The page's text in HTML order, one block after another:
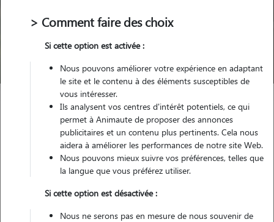
Pour quel animal ?
Trouver mon Pet Sitter
Garde animaux France Auvergne-Rhône-Alpes
Isère
Nos cat sitters à Allevard
> Comment faire des choix
Si cette option est activée :
Nous pouvons améliorer votre expérience en adaptant
le site et le contenu à des éléments susceptibles de
vous intéresser.
Ils analysent vos centres d'intérêt potentiels, ce qui
permet à Animaute de proposer des annonces
publicitaires et un contenu plus pertinents. Cela nous
aidera à améliorer les performances de notre site Web.
Nous pouvons mieux suivre vos préférences, telles que
la langue que vous préférez utiliser.
Si cette option est désactivée :
Nous ne serons pas en mesure de nous souvenir de